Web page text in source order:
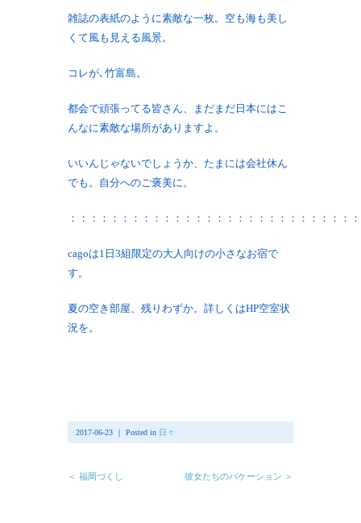
雑誌の表紙のように素敵な一枚。空も海も美し
くて風も見える風景。
コレが､竹富島。
都会で頑張ってる皆さん、まだまだ日本にはこ
んなに素敵な場所がありますよ。
いいんじゃないでしょうか、たまには会社休ん
でも。自分へのご褒美に。
：：：：：：：：：：：：：：：：：：：：：：：：：：：
cagoは1日3組限定の大人向けの小さなお宿で
す。
夏の空き部屋、残りわずか。詳しくはHP空室状
況を。
2017-06-23 ｜ Posted in 日々
＜ 福岡づくし 彼女たちのバケーション ＞